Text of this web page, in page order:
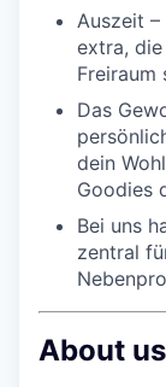
Auszeit
extra,
Freiraum
Das
dein
Goodies
Bei uns
zentral
About us